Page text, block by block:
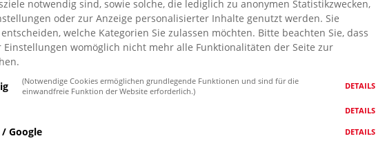
Suppe mit roter Bete,
Es sind ungewöhnliche
aus gegebenen Anlass aber
möchten damit ihre
Ukrainer*innen
notwendig sind, sowie solche, die lediglich zu anonymen Statistikzwecken,
oder zur Anzeige personalisierter Inhalte genutzt werden. Sie
welche Kategorien Sie zulassen möchten. Bitte beachten Sie, dass
Einstellungen womöglich nicht mehr alle Funktionalitäten der Seite zur
(Notwendige Cookies ermöglichen grundlegende Funktionen und sind für die
einwandfreie Funktion der Website erforderlich.)
DETAILS
DETAILS
Google DETAILS